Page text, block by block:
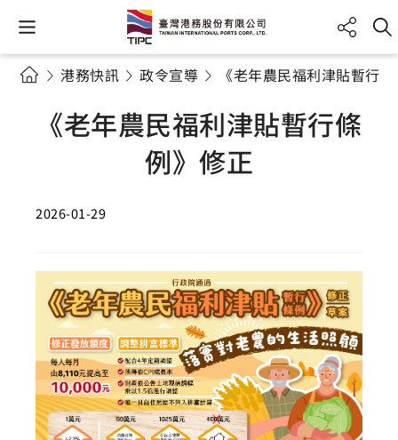
港務快訊 政令宣導 《老年農民福利津貼暫行
《老年農民福利津貼暫行條
例》修正
2026-01-29